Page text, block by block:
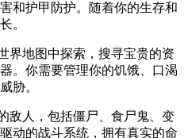
和护甲防护。随着你的生存和
。
界地图中探索，搜寻宝贵的资
。你需要管理你的饥饿、口渴
胁。
敌人，包括僵尸、食尸鬼、变
动的战斗系统，拥有真实的命